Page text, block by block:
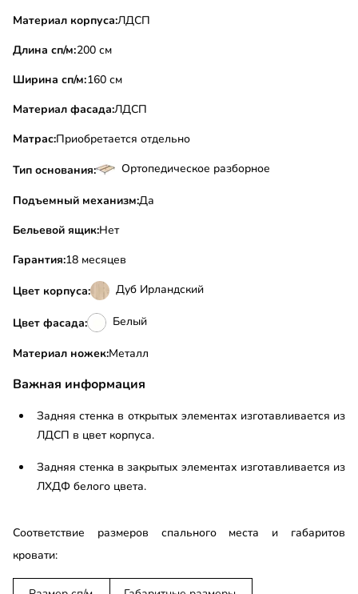
Материал корпуса:ЛДСП
Длина сп/м:200 см
Ширина сп/м:160 см
Материал фасада:ЛДСП
Матрас:Приобретается отдельно
Тип основания: Ортопедическое разборное
Подъемный механизм:Да
Бельевой ящик:Нет
Гарантия:18 месяцев
Цвет корпуса: Дуб Ирландский
Цвет фасада: Белый
Материал ножек:Металл
Важная информация
Задняя стенка в открытых элементах изготавливается из
ЛДСП в цвет корпуса.
Задняя стенка в закрытых элементах изготавливается из
ЛХДФ белого цвета.
Соответствие размеров спального места и габаритов
кровати: